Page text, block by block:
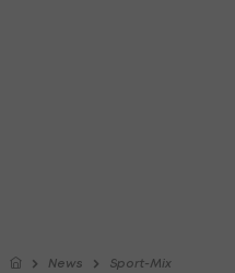
News Sport-Mix